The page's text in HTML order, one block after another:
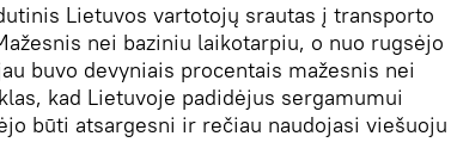
Lietuvos vartotojų srautas į transporto
nei baziniu laikotarpiu, o nuo rugsėjo
buvo devyniais procentais mažesnis nei
kad Lietuvoje padidėjus sergamumui
būti atsargesni ir rečiau naudojasi viešuoju